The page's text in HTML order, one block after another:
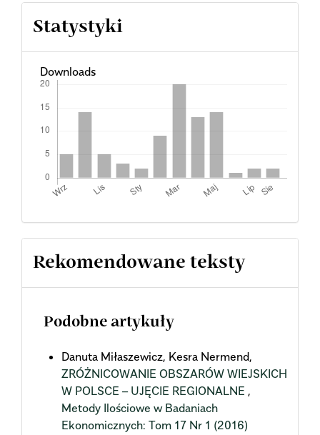
Statystyki
Downloads
Rekomendowane teksty
Podobne artykuły
Danuta Miłaszewicz, Kesra Nermend,
ZRÓŻNICOWANIE OBSZARÓW WIEJSKICH
W POLSCE – UJĘCIE REGIONALNE ,
Metody Ilościowe w Badaniach
Ekonomicznych: Tom 17 Nr 1 (2016)